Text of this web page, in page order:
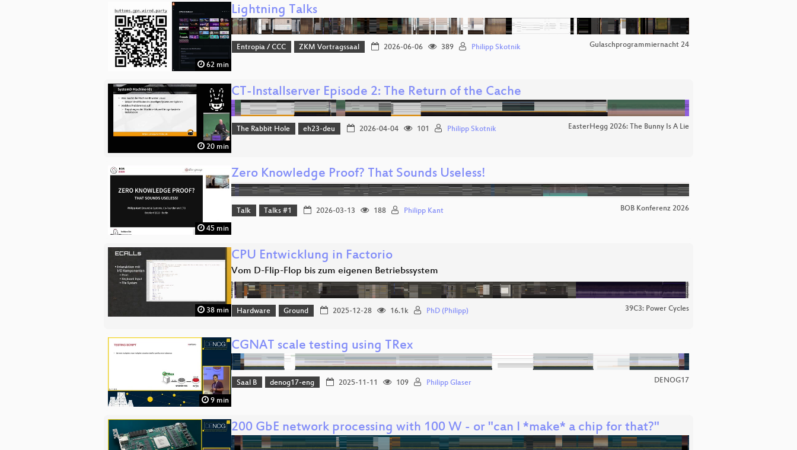
62 min
Lightning Talks
Entropia / CCC ZKM Vortragssaal 2026-06-06 389 Philipp Skotnik Gulaschprogrammiernacht 24
20 min
CT-Installserver Episode 2: The Return of the Cache
The Rabbit Hole eh23-deu 2026-04-04 101 Philipp Skotnik EasterHegg 2026: The Bunny Is A Lie
45 min
Zero Knowledge Proof? That Sounds Useless!
Talk Talks #1 2026-03-13 188 Philipp Kant BOB Konferenz 2026
38 min
CPU Entwicklung in Factorio
Vom D-Flip-Flop bis zum eigenen Betriebssystem
Hardware Ground 2025-12-28 16.1k PhD (Philipp) 39C3: Power Cycles
9 min
CGNAT scale testing using TRex
Saal B denog17-eng 2025-11-11 109 Philipp Glaser DENOG17
200 GbE network processing with 100 W - or "can I *make* a chip for that?"